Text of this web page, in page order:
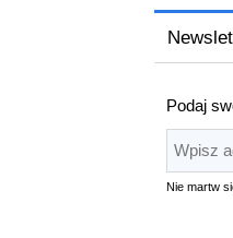
Podaj
Nie martw